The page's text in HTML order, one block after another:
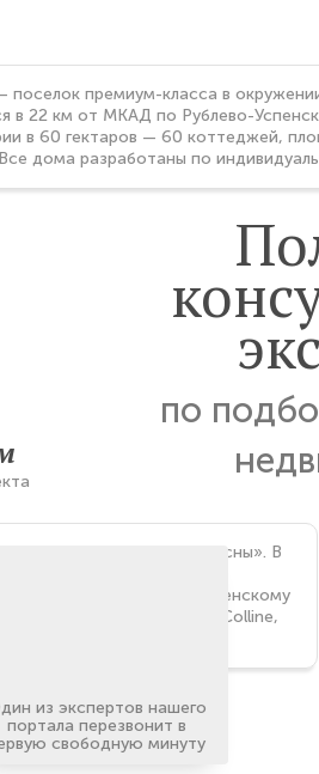
поселок премиум-класса в
в 22 км от МКАД по Рублево-
в 60 гектаров — 60 коттеджей,
дома разработаны по
частная школа «Сосны». В
комплекс Lille с
езды по Рублево-Успенскому
элитных ресторанов: La Colline,
по
из экспертов нашего
портала перезвонит в
свободную минуту